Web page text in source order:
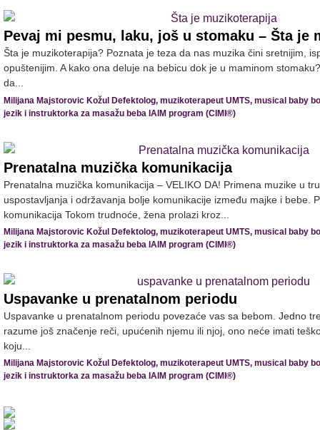
Pevaj mi pesmu, laku, još u stomaku – Šta je
Šta je muzikoterapija? Poznata je teza da nas muzika čini sretnijim,
opuštenijim. A kako ona deluje na bebicu dok je u maminom
da...
Milijana Majstorovic Kožul Defektolog, muzikoterapeut UMTS, musical baby
jezik i instruktorka za masažu beba IAIM program (CIMI®)
Prenatalna muzička komunikacija
Prenatalna muzička komunikacija – VELIKO DA! Primena muzike u
uspostavljanja i održavanja bolje komunikacije između majke i bebe.
komunikacija Tokom trudnoće, žena prolazi kroz...
Milijana Majstorovic Kožul Defektolog, muzikoterapeut UMTS, musical baby
jezik i instruktorka za masažu beba IAIM program (CIMI®)
Uspavanke u prenatalnom periodu
Uspavanke u prenatalnom periodu povezaće vas sa bebom. Jedno
razume još značenje reči, upućenih njemu ili njoj, ono neće imati
koju...
Milijana Majstorovic Kožul Defektolog, muzikoterapeut UMTS, musical baby
jezik i instruktorka za masažu beba IAIM program (CIMI®)